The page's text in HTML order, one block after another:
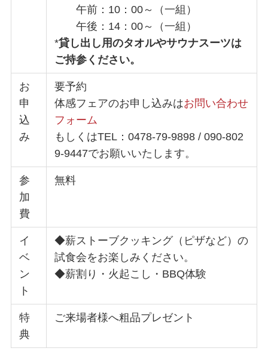
午前：10：00～（一組）
午後：14：00～（一組）
*貸し出し用のタオルやサウナスーツは
ご持参ください。
お
申
込
み
要予約
体感フェアのお申し込みはお問い合わせ
フォーム
もしくはTEL：0478-79-9898 / 090-802
9-9447でお願いいたします。
参
加
費
無料
イ
ベ
ン
ト
◆薪ストーブクッキング（ピザなど）の
試食会をお楽しみください。
◆薪割り・火起こし・BBQ体験
特
典
ご来場者様へ粗品プレゼント